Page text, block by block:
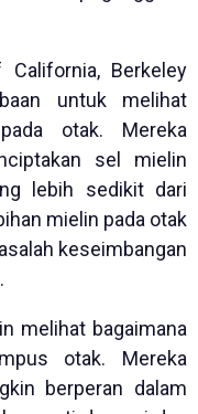
Berkeley
untuk melihat
otak. Mereka
sel mielin
lebih sedikit dari
mielin pada otak
keseimbangan
melihat bagaimana
otak. Mereka
berperan dalam